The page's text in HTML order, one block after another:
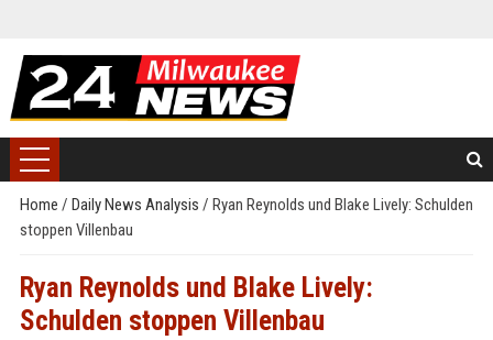
Home / Daily News Analysis / Ryan Reynolds und Blake Lively: Schulden
stoppen Villenbau
Ryan Reynolds und Blake Lively:
Schulden stoppen Villenbau